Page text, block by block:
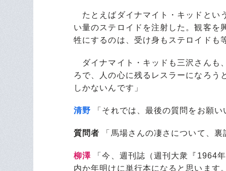
たとえばダイナマイト・キッドとい
い量のステロイドを注射した。観客を
牲にするのは、受け身もステロイドも
ダイナマイト・キッドも三沢さんも
ろで、人の心に残るレスラーになろう
しかないんです」
清野 「それでは、最後の質問をお願い
質問者 「馬場さんの凄さについて、
柳澤 「今、週刊誌（週刊大衆『1964
内か年明けに単行本になると思います